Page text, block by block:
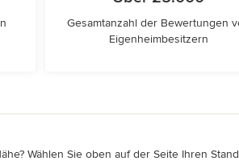
Gesamtanzahl der Bewertungen
Eigenheimbesitzern
Wählen Sie oben auf der Seite Ihren